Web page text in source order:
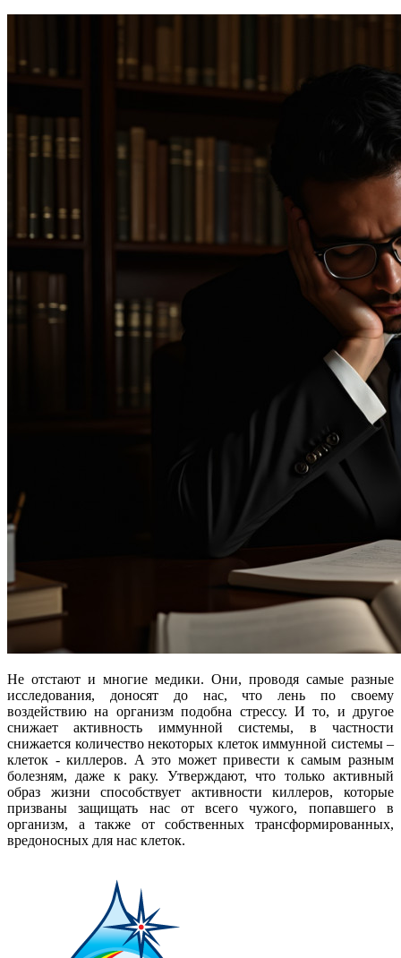
Не отстают и многие медики. Они, проводя самые разные
исследования, доносят до нас, что лень по своему
воздействию на организм подобна стрессу. И то, и другое
снижает активность иммунной системы, в частности
снижается количество некоторых клеток иммунной системы –
клеток - киллеров. А это может привести к самым разным
болезням, даже к раку. Утверждают, что только активный
образ жизни способствует активности киллеров, которые
призваны защищать нас от всего чужого, попавшего в
организм, а также от собственных трансформированных,
вредоносных для нас клеток.